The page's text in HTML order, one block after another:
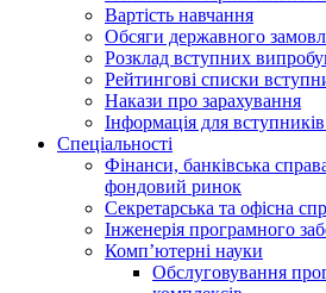
Вартість навчання
Обсяги державного
Розклад вступних
Рейтингові списки
Накази про зарахування
Інформація для
Спеціальності
Фінанси, банківська
фондовий ринок
Секретарська та офісна
Інженерія програмного
Комп’ютерні науки
Обслуговування